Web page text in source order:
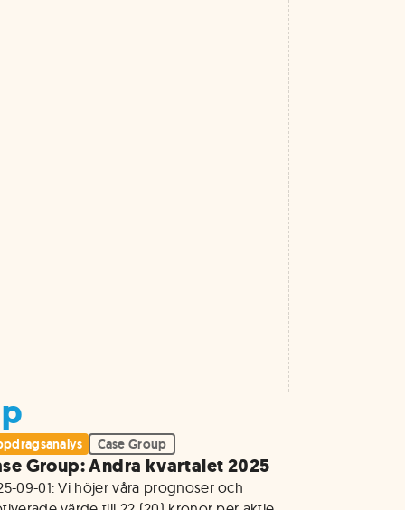
Case Group
Group: Andra kvartalet 2025
09-01: Vi höjer våra prognoser och